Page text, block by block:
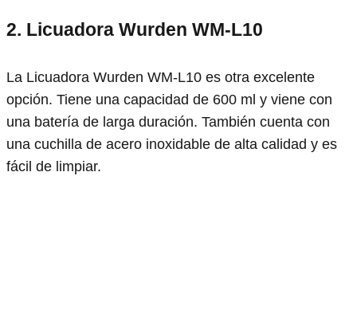
2. Licuadora Wurden WM-L10
La Licuadora Wurden WM-L10 es otra excelente
opción. Tiene una capacidad de 600 ml y viene con
una batería de larga duración. También cuenta con
una cuchilla de acero inoxidable de alta calidad y es
fácil de limpiar.